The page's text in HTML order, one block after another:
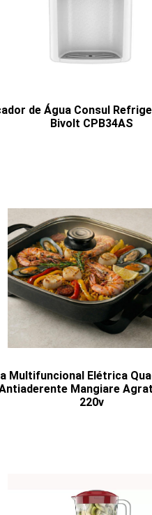
de Água Consul
Bivolt CPB34AS
Multifuncional Elétrica
Mangiare
220v